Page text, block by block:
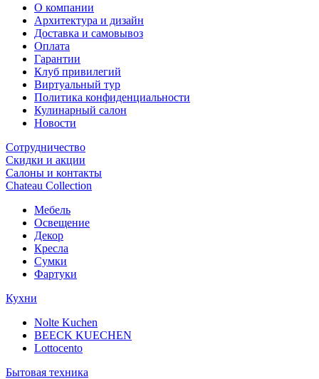
О компании
Архитектура и дизайн
Доставка и самовывоз
Оплата
Гарантии
Клуб привилегий
Виртуальный тур
Политика конфиденциальности
Кулинарный салон
Новости
Сотрудничество
Скидки и акции
Салоны и контакты
Chateau Collection
Мебель
Освещение
Декор
Кресла
Сумки
Фартуки
Кухни
Nolte Kuchen
BEECK KUECHEN
Lottocento
Бытовая техника